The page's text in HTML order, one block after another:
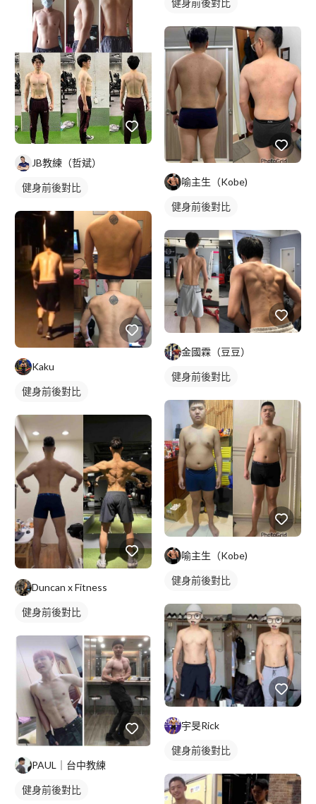
JB教練（哲斌）
健身前後對比
Kaku
健身前後對比
Duncan x Fitness
健身前後對比
PAUL｜台中教練
健身前後對比
健身前後對比
喻主生（Kobe)
健身前後對比
金國霖（豆豆）
健身前後對比
喻主生（Kobe)
健身前後對比
宇旻Rick
健身前後對比